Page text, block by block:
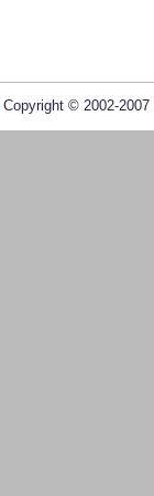
Copyright © 2002-2007